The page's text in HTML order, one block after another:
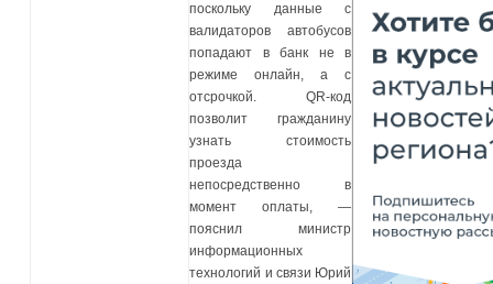
поскольку данные с
валидаторов автобусов
попадают в банк не в
режиме онлайн, а с
отсрочкой. QR-код
позволит гражданину
узнать стоимость
проезда
непосредственно в
момент оплаты, —
пояснил министр
информационных
технологий и связи Юрий